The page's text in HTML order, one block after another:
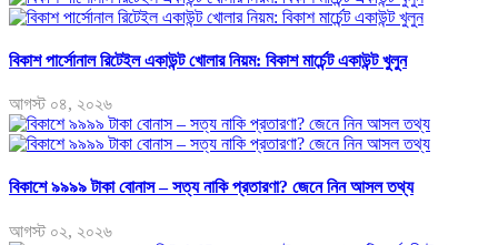
বিকাশ পার্সোনাল রিটেইল একাউন্ট খোলার নিয়ম: বিকাশ মার্চেন্ট একাউন্ট খুলুন
আগস্ট ০৪, ২০২৬
বিকাশে ৯৯৯৯ টাকা বোনাস – সত্য নাকি প্রতারণা? জেনে নিন আসল তথ্য
আগস্ট ০২, ২০২৬